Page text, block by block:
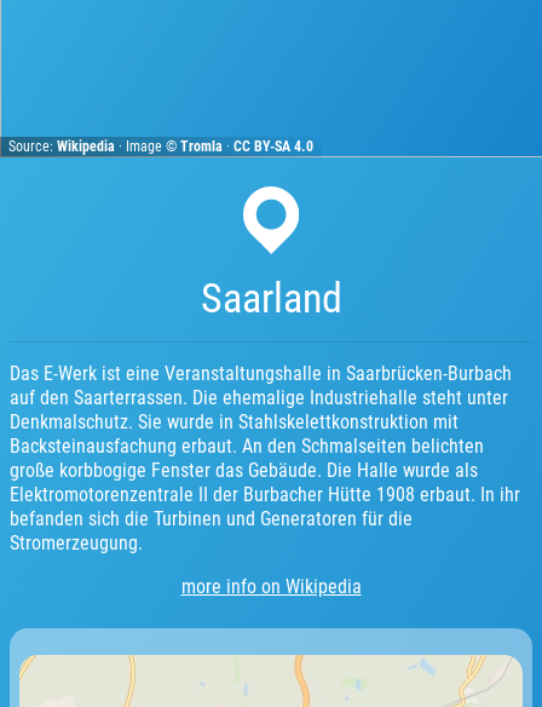
Source:Wikipedia · Image ©Tromla ·CC BY-SA 4.0
Saarland
Das E-Werk ist eine Veranstaltungshalle in Saarbrücken-Burbach
auf den Saarterrassen. Die ehemalige Industriehalle steht unter
Denkmalschutz. Sie wurde in Stahlskelettkonstruktion mit
Backsteinausfachung erbaut. An den Schmalseiten belichten
große korbbogige Fenster das Gebäude. Die Halle wurde als
Elektromotorenzentrale II der Burbacher Hütte 1908 erbaut. In ihr
befanden sich die Turbinen und Generatoren für die
Stromerzeugung.
more info on Wikipedia